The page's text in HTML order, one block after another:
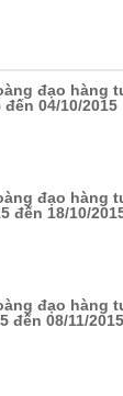
đạo hàng
04/10/2015
đạo hàng
đến 18/10/
đạo hàng
đến 08/11/2015